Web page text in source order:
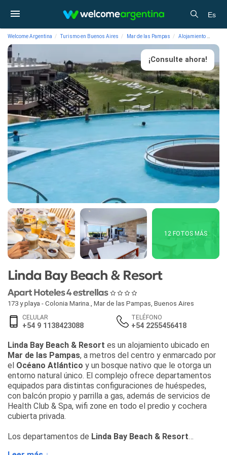
Es
Welcome Argentina Turismo en Buenos Aires Mar de las Pampas Alojamiento
¡Consulte ahora!
12 FOTOS MÁS
Linda Bay Beach & Resort
Apart Hoteles 4 estrellas
173 y playa - Colonia Marina. Mar de las Pampas Buenos Aires
CELULAR
+54 9 1138423088
TELÉFONO
+54 2255456418
Linda Bay Beach & Resort es un alojamiento ubicado en
Mar de las Pampas, a metros del centro y enmarcado por
el Océano Atlántico y un bosque nativo que le otorga un
entorno natural único. El complejo ofrece departamentos
equipados para distintas configuraciones de huéspedes,
con balcón propio y parrilla a gas, además de servicios de
Health Club & Spa, wifi zone en todo el predio y cochera
cubierta privada.
Los departamentos de Linda Bay Beach & Resort